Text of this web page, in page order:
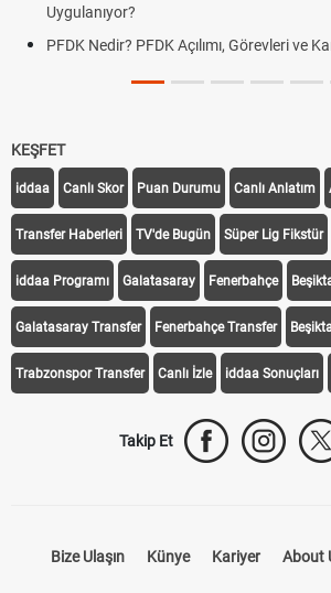
Uygulanıyor?
PFDK Nedir? PFDK Açılımı, Görevleri ve
KEŞFET
iddaa Canlı Skor Puan Durumu Canlı Anlatım
Transfer Haberleri TV'de Bugün Süper Lig Fikstür
iddaa Programı Galatasaray Fenerbahçe
Galatasaray Transfer Fenerbahçe Transfer
Trabzonspor Transfer Canlı İzle iddaa Sonuçları
Takip Et
Bize Ulaşın Künye Kariyer About